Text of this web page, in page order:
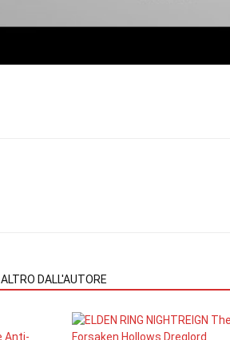
ALTRO DALL'AUTORE